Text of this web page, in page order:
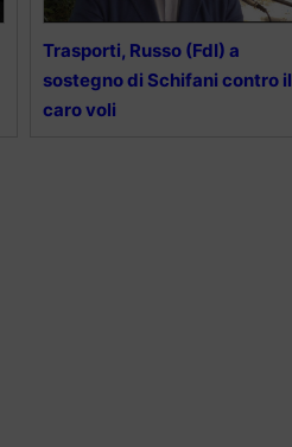
Trasporti, Russo (FdI) a
sostegno di Schifani contro il
caro voli